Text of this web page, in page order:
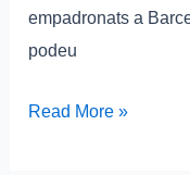
empadronats a
podeu
Read More »